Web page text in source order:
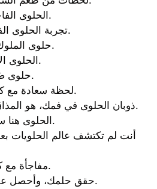
الحلوى الفاخرة عندنا وبس.
تجربة الحلوى الفريدة من نوعها.
حلوى الملوك، فخر التجارب.
الحلوى الأنيقة، بألذ طعم.
حلوى صُنعت بكل أناقة.
لحظة سعادة مع كل قضمة حلوى.
ذوبان الحلوى في فمك، هو المذاق الذي لا يُقاوم.
الحلوى هنا ستُنسيك همومك.
أنت لم تكتشف عالم الحلويات
مفاجأة مع كل قطعة حلوى.
حقق حلمك، وأحصل على كيك أحلامك.